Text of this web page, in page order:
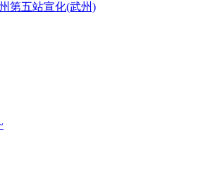
第五站宣化(武州)